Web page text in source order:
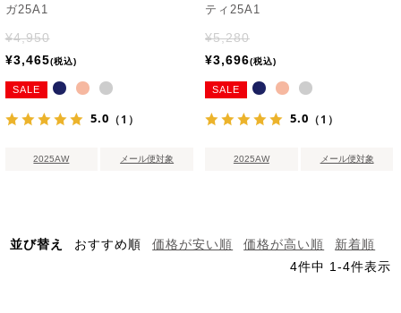
ガ25A1
¥4,950
¥3,465 税込
SALE
5.0 （1）
2025AW メール便対象
ティ25A1
¥5,280
¥3,696 税込
SALE
5.0 （1）
2025AW メール便対象
並び替え おすすめ順 価格が安い順 価格が高い順
新着順
4件中 1-4件表示